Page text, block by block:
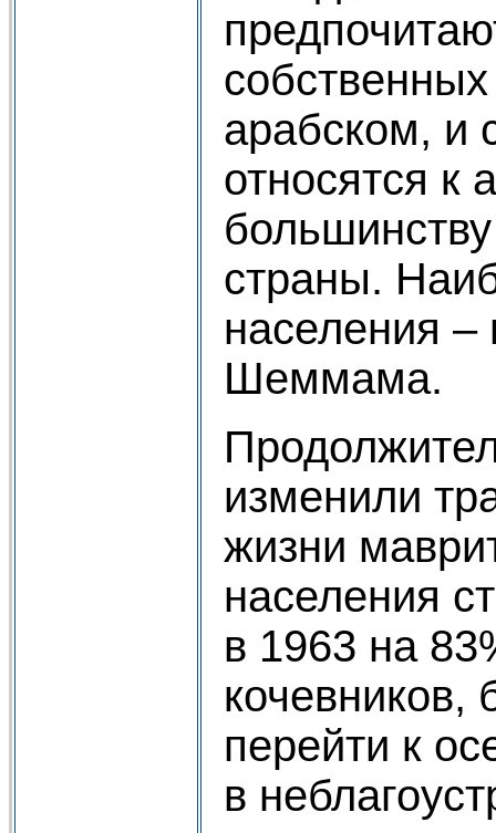
арабском, и
относятся к
страны.
населения –
Шеммама.
изменили
жизни
населения
в 1963 на
перейти к
в